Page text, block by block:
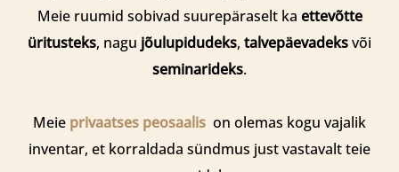
Meie ruumid sobivad suurepäraselt ka ettevõtte
üritusteks, nagu jõulupidudeks, talvepäevadeksvõi
seminarideks.
Meie privaatses peosaalis on olemas kogu vajalik
inventar, et korraldada sündmus just vastavalt teie